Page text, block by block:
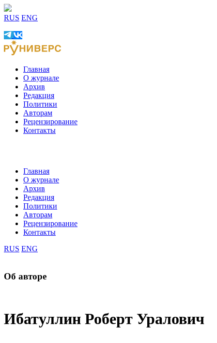
RUS ENG
Главная
О журнале
Архив
Редакция
Политики
Авторам
Рецензирование
Контакты
Главная
О журнале
Архив
Редакция
Политики
Авторам
Рецензирование
Контакты
RUS ENG
Об авторе
Ибатуллин Роберт Уралович